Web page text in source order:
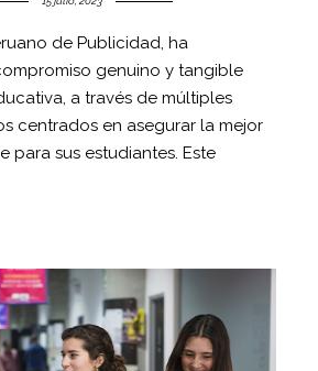
de Publicidad, ha
genuino y tangible
a través de múltiples
centrados en asegurar la mejor
para sus estudiantes. Este